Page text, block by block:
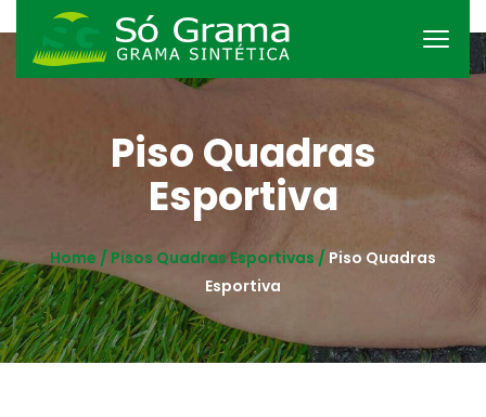
Piso Quadras
Esportiva
Home / Pisos Quadras Esportivas / Piso Quadras
Esportiva